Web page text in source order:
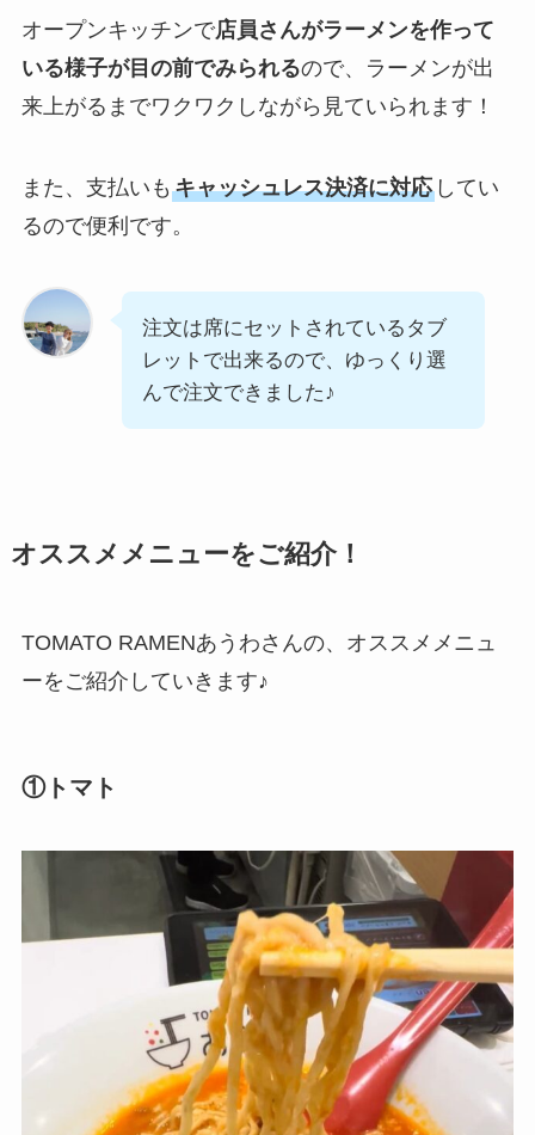
オープンキッチンで店員さんがラーメンを作って
いる様子が目の前でみられるので、ラーメンが出
来上がるまでワクワクしながら見ていられます！
また、支払いも キャッシュレス決済に対応してい
るので便利です。
注文は席にセットされているタブ
レットで出来るので、ゆっくり選
んで注文できました♪
オススメメニューをご紹介！
TOMATO RAMENあうわさんの、オススメメニュ
ーをご紹介していきます♪
①トマト